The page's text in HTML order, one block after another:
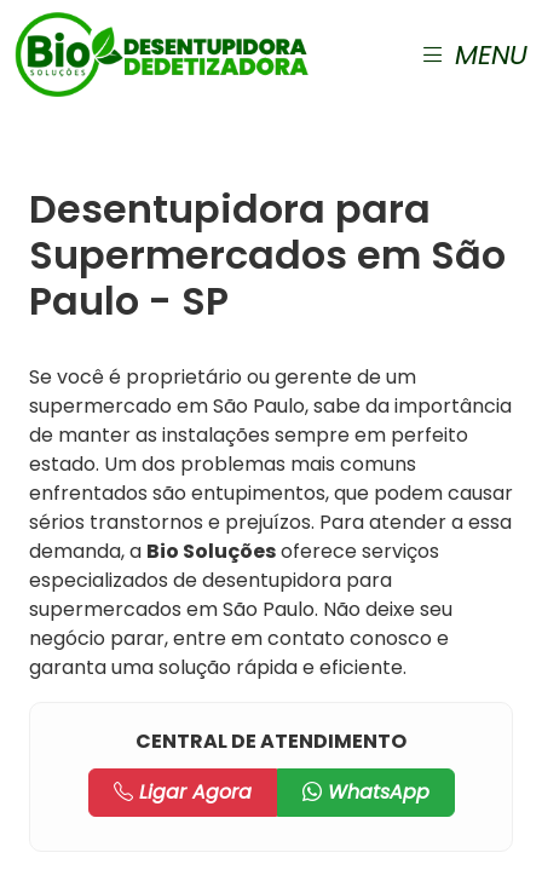
MENU
Desentupidora para
Supermercados em São
Paulo - SP
Se você é proprietário ou gerente de um
supermercado em São Paulo, sabe da importância
de manter as instalações sempre em perfeito
estado. Um dos problemas mais comuns
enfrentados são entupimentos, que podem causar
sérios transtornos e prejuízos. Para atender a essa
demanda, a Bio Soluçõesoferece serviços
especializados de desentupidora para
supermercados em São Paulo. Não deixe seu
negócio parar, entre em contato conosco e
garanta uma solução rápida e eficiente.
CENTRAL DE ATENDIMENTO
Ligar Agora
WhatsApp